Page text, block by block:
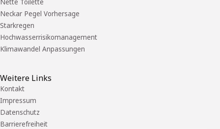
Nette Toilette
Neckar Pegel Vorhersage
Starkregen
Hochwasserrisikomanagement
Klimawandel Anpassungen
Weitere Links
Kontakt
Impressum
Datenschutz
Barrierefreiheit